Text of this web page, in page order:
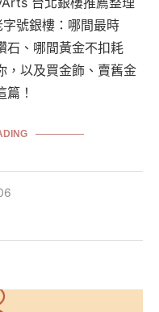
號銀樓：哪間最時
石、哪間黃金不扣耗
，以及買金飾、賣舊金
！